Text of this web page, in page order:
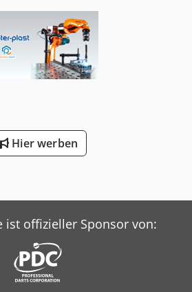
Hier werben
ist offizieller Sponsor von: